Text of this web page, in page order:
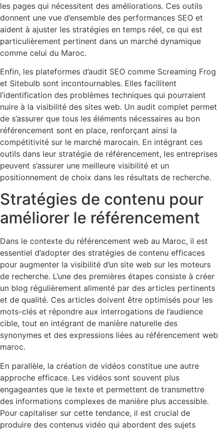
les pages qui nécessitent des améliorations. Ces outils
donnent une vue d’ensemble des performances SEO et
aident à ajuster les stratégies en temps réel, ce qui est
particulièrement pertinent dans un marché dynamique
comme celui du Maroc.
Enfin, les plateformes d’audit SEO comme Screaming Frog
et Sitebulb sont incontournables. Elles facilitent
l’identification des problèmes techniques qui pourraient
nuire à la visibilité des sites web. Un audit complet permet
de s’assurer que tous les éléments nécessaires au bon
référencement sont en place, renforçant ainsi la
compétitivité sur le marché marocain. En intégrant ces
outils dans leur stratégie de référencement, les entreprises
peuvent s’assurer une meilleure visibilité et un
positionnement de choix dans les résultats de recherche.
Stratégies de contenu pour
améliorer le référencement
Dans le contexte du référencement web au Maroc, il est
essentiel d’adopter des stratégies de contenu efficaces
pour augmenter la visibilité d’un site web sur les moteurs
de recherche. L’une des premières étapes consiste à créer
un blog régulièrement alimenté par des articles pertinents
et de qualité. Ces articles doivent être optimisés pour les
mots-clés et répondre aux interrogations de l’audience
cible, tout en intégrant de manière naturelle des
synonymes et des expressions liées au référencement web
maroc.
En parallèle, la création de vidéos constitue une autre
approche efficace. Les vidéos sont souvent plus
engageantes que le texte et permettent de transmettre
des informations complexes de manière plus accessible.
Pour capitaliser sur cette tendance, il est crucial de
produire des contenus vidéo qui abordent des sujets